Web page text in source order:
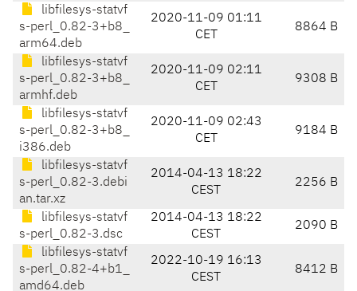
libfilesys-statvf
s-perl_0.82-3+b8_
arm64.deb
2020-11-09 01:11
CET
8864 B
libfilesys-statvf
s-perl_0.82-3+b8_
armhf.deb
2020-11-09 02:11
CET
9308 B
libfilesys-statvf
s-perl_0.82-3+b8_
i386.deb
2020-11-09 02:43
CET
9184 B
libfilesys-statvf
s-perl_0.82-3.debi
an.tar.xz
2014-04-13 18:22
CEST
2256 B
libfilesys-statvf
s-perl_0.82-3.dsc
2014-04-13 18:22
CEST
2090 B
libfilesys-statvf
s-perl_0.82-4+b1_
amd64.deb
2022-10-19 16:13
CEST
8412 B